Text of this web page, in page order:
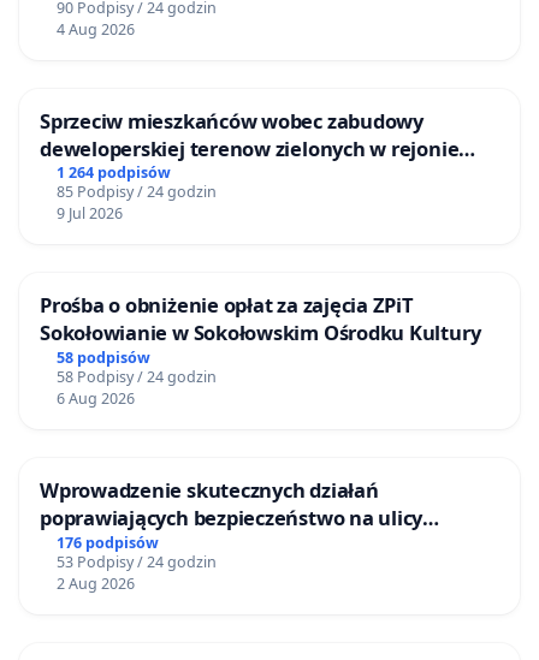
90 Podpisy / 24 godzin
4 Aug 2026
Sprzeciw mieszkańców wobec zabudowy
deweloperskiej terenow zielonych w rejonie
Bulwarów Straceńskich w Bielsku-Białej
1 264 podpisów
85 Podpisy / 24 godzin
9 Jul 2026
Prośba o obniżenie opłat za zajęcia ZPiT
Sokołowianie w Sokołowskim Ośrodku Kultury
58 podpisów
58 Podpisy / 24 godzin
6 Aug 2026
Wprowadzenie skutecznych działań
poprawiających bezpieczeństwo na ulicy
Żeromskiego w Otwocku
176 podpisów
53 Podpisy / 24 godzin
2 Aug 2026